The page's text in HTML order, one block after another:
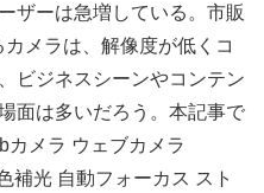
ザーは急増している。市販
メラは、解像度が低くコ
ビジネスシーンやコンテン
面は多いだろう。本記事で
カメラ ウェブカメラ
補光 自動フォーカス スト